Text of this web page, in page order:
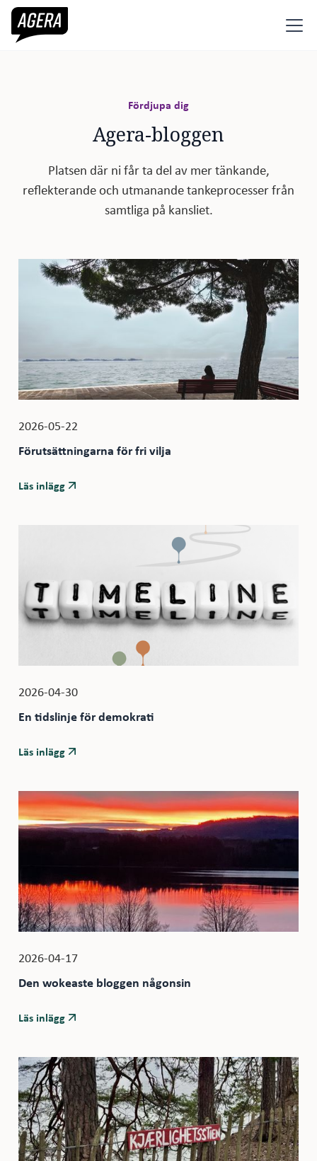
Fördjupa dig
Agera-bloggen
Platsen där ni får ta del av mer tänkande,
reflekterande och utmanande tankeprocesser från
samtliga på kansliet.
2026-05-22
Förutsättningarna för fri vilja
Läs inlägg
2026-04-30
En tidslinje för demokrati
Läs inlägg
2026-04-17
Den wokeaste bloggen någonsin
Läs inlägg